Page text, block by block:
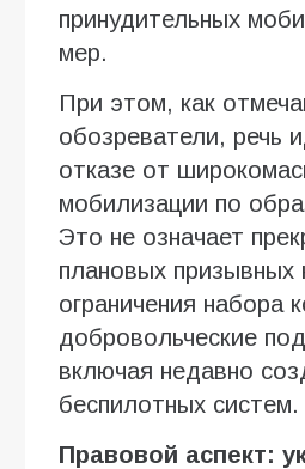
принудительных
мер.
При этом, как
обозреватели, речь
отказе от
мобилизации по
Это не означает
плановых призывных
ограничения набора
добровольческие
включая недавно
беспилотных систем.
Правовой аспект: